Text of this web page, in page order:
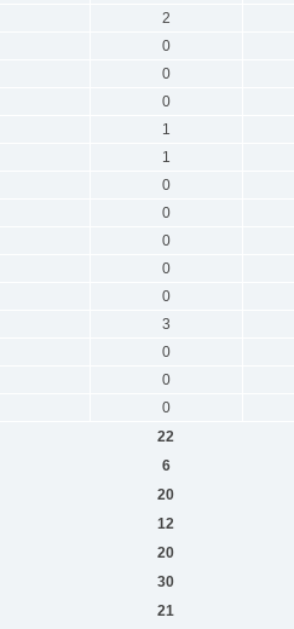
2
0
0
0
1
1
0
0
0
0
0
3
0
0
0
22
6
20
12
20
30
21